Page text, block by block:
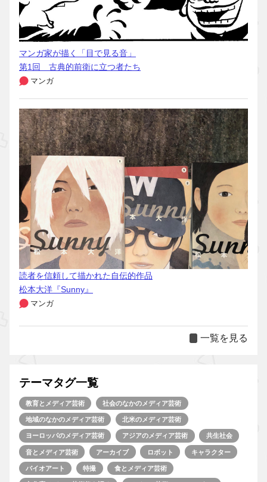
マンガ家が描く「目で見る音」
第1回 古典的前衛に立つ者たち
マンガ
読者を信頼して描かれた自伝的作品
松本大洋『Sunny』
マンガ
一覧を見る
テーマタグ一覧
教育とメディア芸術 社会のなかのメディア芸術
地域のなかのメディア芸術 北米のメディア芸術
ヨーロッパのメディア芸術 アジアのメディア芸術 共生社会
音とメディア芸術 アーカイブ ロボット キャラクター
バイオアート 特撮 食とメディア芸術